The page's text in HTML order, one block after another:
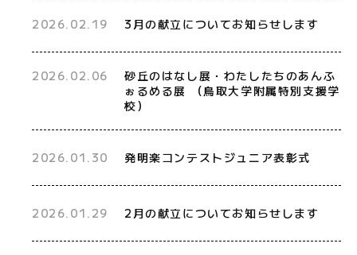
2026.02.19 3月の献立についてお知らせします
2026.02.06
砂丘のはなし展・わたしたちのあんふ
ぉるめる展 （鳥取大学附属特別支援学
校）
2026.01.30 発明楽コンテストジュニア表彰式
2026.01.29 2月の献立についてお知らせします